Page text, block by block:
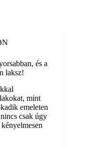
és a
laksz!
mint
emeleten
csak úgy